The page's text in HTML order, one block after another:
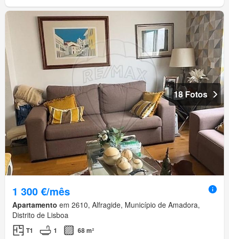
18 Fotos
1 300 €/mês
Apartamento em 2610, Alfragide, Município de Amadora,
Distrito de Lisboa
T1 1
68 m²